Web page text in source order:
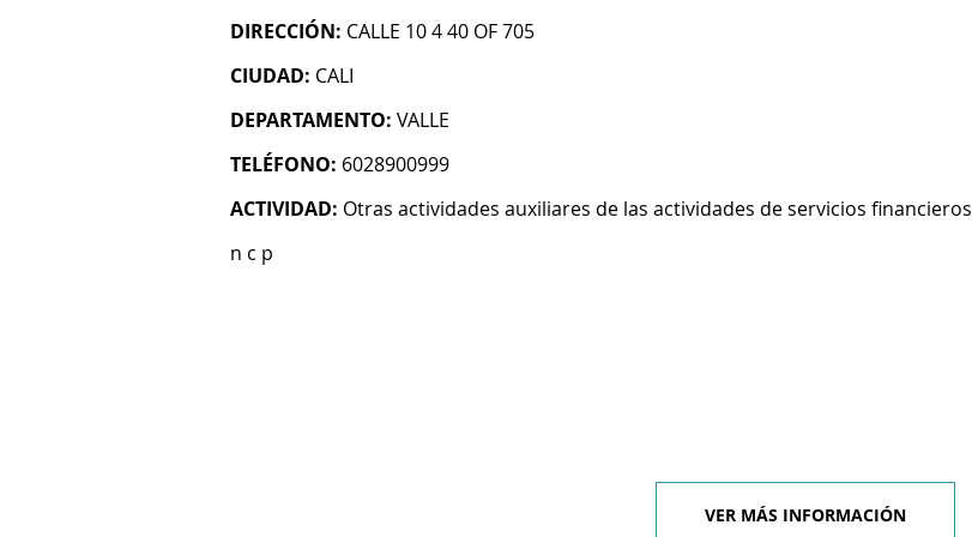
DIRECCIÓN: CALLE 10 4 40 OF 705
CIUDAD: CALI
DEPARTAMENTO: VALLE
TELÉFONO: 6028900999
ACTIVIDAD: Otras actividades auxiliares de las actividades de servicios financieros
n c p
VER MÁS INFORMACIÓN